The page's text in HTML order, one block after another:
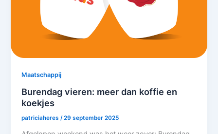
Maatschappij
Burendag vieren: meer dan koffie en
koekjes
patriciaheres /29 september 2025